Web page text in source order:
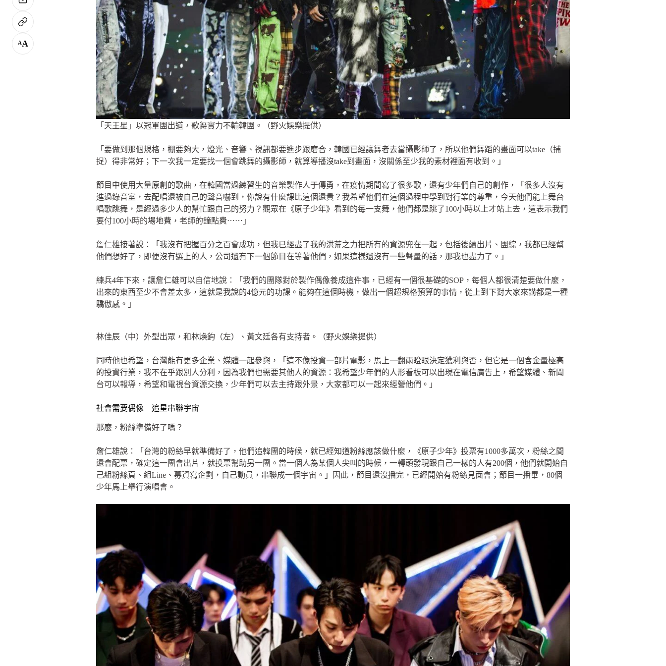
「天王星」以冠軍團出道，歌舞實力不輸韓團。（野火娛樂提供）
「要做到那個規格，棚要夠大，燈光、音響、視訊都要進步跟磨合，韓國已經讓舞者去當攝影師了，所以他們舞蹈的畫面可以take（捕
捉）得非常好；下一次我一定要找一個會跳舞的攝影師，就算導播沒take到畫面，沒關係至少我的素材裡面有收到。」
節目中使用大量原創的歌曲，在韓國當過練習生的音樂製作人于傳勇，在疫情期間寫了很多歌，還有少年們自己的創作，「很多人沒有
進過錄音室，去配唱還被自己的聲音嚇到，你說有什麼課比這個還貴？我希望他們在這個過程中學到對行業的尊重，今天他們能上舞台
唱歌跳舞，是經過多少人的幫忙跟自己的努力？觀眾在《原子少年》看到的每一支舞，他們都是跳了100小時以上才站上去，這表示我們
要付100小時的場地費，老師的鐘點費⋯⋯」
詹仁雄接著說：「我沒有把握百分之百會成功，但我已經盡了我的洪荒之力把所有的資源兜在一起，包括後續出片、團綜，我都已經幫
他們想好了，即便沒有選上的人，公司還有下一個節目在等著他們，如果這樣還沒有一些聲量的話，那我也盡力了。」
練兵4年下來，讓詹仁雄可以自信地說：「我們的團隊對於製作偶像養成這件事，已經有一個很基礎的SOP，每個人都很清楚要做什麼，
出來的東西至少不會差太多，這就是我說的4億元的功課。能夠在這個時機，做出一個超規格預算的事情，從上到下對大家來講都是一種
驕傲感。」
林佳辰（中）外型出眾，和林煥鈞（左）、黃文廷各有支持者。（野火娛樂提供）
同時他也希望，台灣能有更多企業、媒體一起參與，「這不像投資一部片電影，馬上一翻兩瞪眼決定獲利與否，但它是一個含金量極高
的投資行業，我不在乎跟別人分利，因為我們也需要其他人的資源：我希望少年們的人形看板可以出現在電信廣告上，希望媒體、新聞
台可以報導，希望和電視台資源交換，少年們可以去主持跟外景，大家都可以一起來經營他們。」
社會需要偶像 追星串聯宇宙
那麼，粉絲準備好了嗎？
詹仁雄說：「台灣的粉絲早就準備好了，他們追韓團的時候，就已經知道粉絲應該做什麼，《原子少年》投票有1000多萬次，粉絲之間
還會配票，確定這一團會出片，就投票幫助另一團。當一個人為某個人尖叫的時候，一轉頭發現跟自己一樣的人有200個，他們就開始自
己組粉絲頁、組Line、募資寫企劃，自己動員，串聯成一個宇宙。」因此，節目還沒播完，已經開始有粉絲見面會；節目一播畢，80個
少年馬上舉行演唱會。
AA